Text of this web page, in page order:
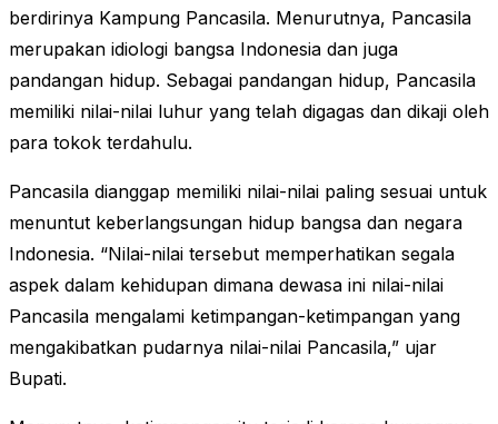
berdirinya Kampung Pancasila. Menurutnya, Pancasila
merupakan idiologi bangsa Indonesia dan juga
pandangan hidup. Sebagai pandangan hidup, Pancasila
memiliki nilai-nilai luhur yang telah digagas dan dikaji oleh
para tokok terdahulu.
Pancasila dianggap memiliki nilai-nilai paling sesuai untuk
menuntut keberlangsungan hidup bangsa dan negara
Indonesia. “Nilai-nilai tersebut memperhatikan segala
aspek dalam kehidupan dimana dewasa ini nilai-nilai
Pancasila mengalami ketimpangan-ketimpangan yang
mengakibatkan pudarnya nilai-nilai Pancasila,” ujar
Bupati.